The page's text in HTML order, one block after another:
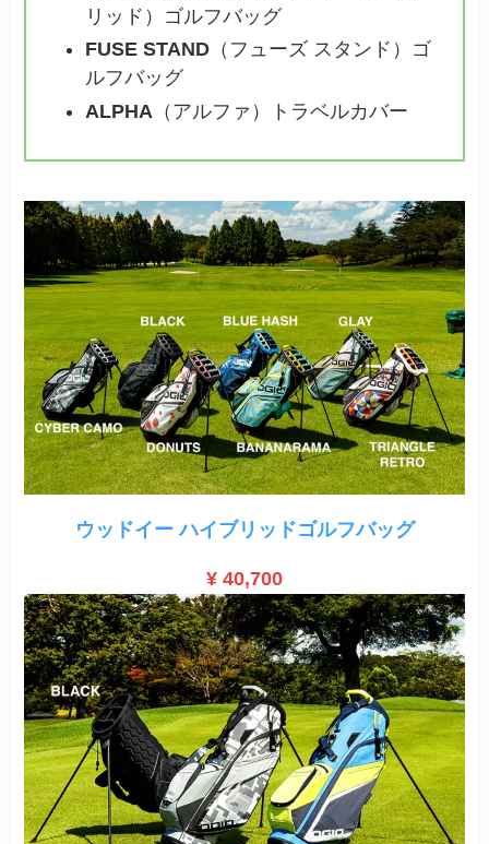
リッド）ゴルフバッグ
FUSE STAND （フューズ スタンド）ゴ
ルフバッグ
ALPHA （アルファ）トラベルカバー
ウッドイー ハイブリッドゴルフバッグ
¥ 40,700